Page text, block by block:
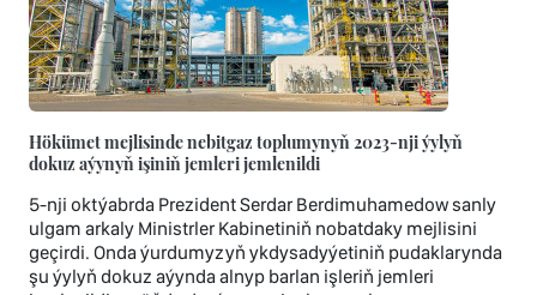
Hökümet mejlisinde nebitgaz toplumynyň 2023-nji ýylyň
dokuz aýynyň işiniň jemleri jemlenildi
5-nji oktýabrda Prezident Serdar Berdimuhamedow sanly
ulgam arkaly Ministrler Kabinetiniň nobatdaky mejlisini
geçirdi. Onda ýurdumyzyň ykdysadyýetiniň pudaklarynda
şu ýylyň dokuz aýynda alnyp barlan işleriň jemleri